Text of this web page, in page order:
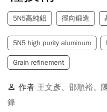
5N5高純鋁 徑向鍛造
5N5 high purity aluminum
Grain refinement
作者 王文彥、 邵順裕、
鋒